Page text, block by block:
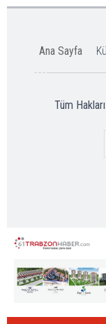
Ana Sayfa
Tüm